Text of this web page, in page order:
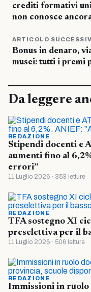
crediti formativi
non conosce
ARTICOLO
Bonus in denaro,
musei: tutti i premi
Da leggere
REDAZIONE
Stipendi docenti e
aumenti fino al
errori”
11 Luglio 2026 · 353 letture
REDAZIONE
TFA sostegno XI
preselettiva per il
11 Luglio 2026 · 506 letture
REDAZIONE
Immissioni in ruolo